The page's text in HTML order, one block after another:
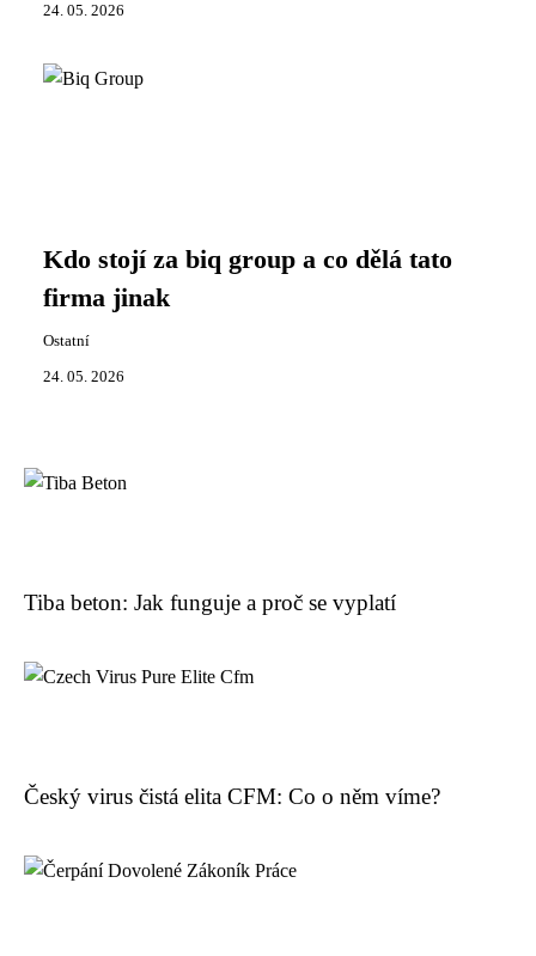
24. 05. 2026
Kdo stojí za biq group a co dělá tato
firma jinak
Ostatní
24. 05. 2026
Tiba beton: Jak funguje a proč se vyplatí
Český virus čistá elita CFM: Co o něm víme?